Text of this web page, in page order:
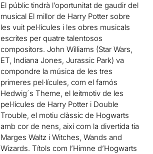
El públic tindrà l’oportunitat de gaudir del
musical El millor de Harry Potter sobre
les vuit pel·lícules i les obres musicals
escrites per quatre talentosos
compositors. John Williams (Star Wars,
ET, Indiana Jones, Jurassic Park) va
compondre la música de les tres
primeres pel·lícules, com el famós
Hedwig´s Theme, el leitmotiv de les
pel·lícules de Harry Potter i Double
Trouble, el motiu clàssic de Hogwarts
amb cor de nens, així com la divertida tia
Marges Waltz i Witches, Wands and
Wizards. Títols com l’Himne d’Hogwarts